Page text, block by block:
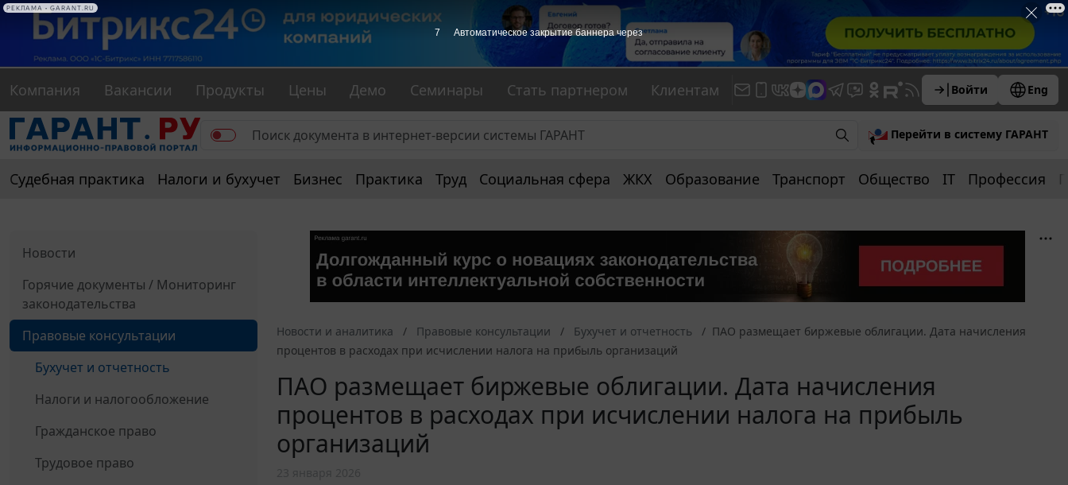
Компания Вакансии Продукты Цены Демо Семинары Стать партнером Клиентам Войти Eng
Перейти в систему ГАРАНТ
Судебная практика Налоги и бухучет Бизнес Практика Труд Социальная сфера ЖКХ Образование Транспорт Общество IT Профессия
Новости
Горячие документы / Мониторинг
законодательства
Правовые консультации
Бухучет и отчетность
Налоги и налогообложение
Гражданское право
Трудовое право
Новости и аналитика Правовые консультации Бухучет и отчетность
ПАО размещает биржевые облигации. Дата начисления
процентов в расходах при исчислении налога на прибыль организаций
ПАО размещает биржевые облигации. Дата начисления
процентов в расходах при исчислении налога на прибыль
организаций
6 Автоматическое закрытие баннера через
РЕКЛАМА • GARANT.RU